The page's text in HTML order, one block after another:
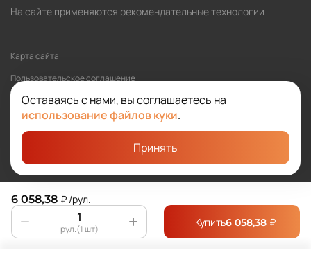
6 058,38 ₽ /рул.
рул.(1 шт)
Купить6 058,38 ₽
Оставаясь с нами, вы соглашаетесь на
использование файлов куки.
Принять
На сайте применяются рекомендательные технологии
Карта сайта
Политика обработки персональных данных
Пользовательское соглашение